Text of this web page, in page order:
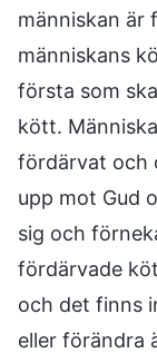
människan är
människans
första som
kött.
fördärvat och
upp mot Gud
sig och
fördärvade
och det finns
eller förändra